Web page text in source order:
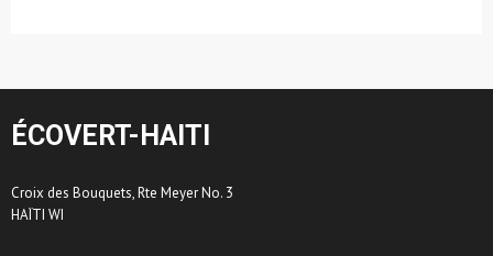
ÉCOVERT-HAITI
Croix des Bouquets, Rte Meyer No. 3
HAÏTI WI